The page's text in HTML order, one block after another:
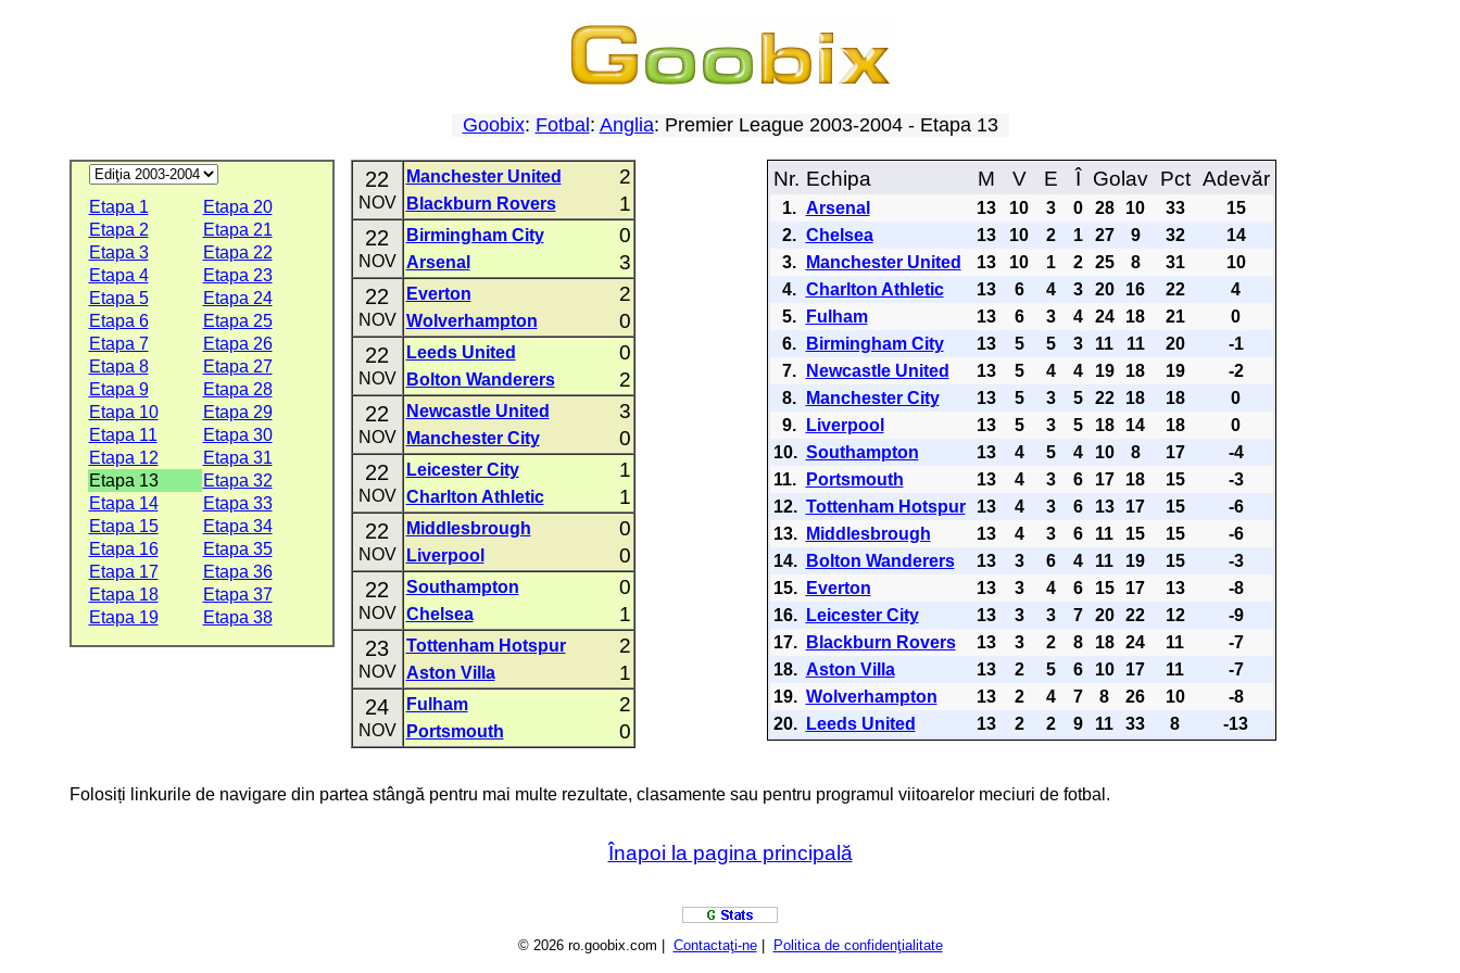
Goobix: Fotbal : Anglia: Premier League 2003-2004 - Etapa 13
Etapa 1
Etapa 20
Etapa 2
Etapa 21
Etapa 3
Etapa 22
Etapa 4
Etapa 23
Etapa 5
Etapa 24
Etapa 6
Etapa 25
Etapa 7
Etapa 26
Etapa 8
Etapa 27
Etapa 9
Etapa 28
Etapa 10
Etapa 29
Etapa 11
Etapa 30
Etapa 12
Etapa 31
Etapa 13
Etapa 32
Etapa 14
Etapa 33
Etapa 15
Etapa 34
Etapa 16
Etapa 35
Etapa 17
Etapa 36
Etapa 18
Etapa 37
Etapa 19
Etapa 38
22
NOV
Manchester United 2
Blackburn Rovers 1
22
NOV
Birmingham City 0
Arsenal 3
22
NOV
Everton 2
Wolverhampton 0
22
NOV
Leeds United 0
Bolton Wanderers 2
22
NOV
Newcastle United 3
Manchester City 0
22
NOV
Leicester City 1
Charlton Athletic 1
22
NOV
Middlesbrough 0
Liverpool 0
22
NOV
Southampton 0
Chelsea 1
23
NOV
Tottenham Hotspur 2
Aston Villa 1
24
NOV
Fulham 2
Portsmouth 0
Nr. Echipa M V E Î Golav Pct Adevăr
1. Arsenal 13 10 3 0 28 10 33
15
2. Chelsea 13 10 2 1 27 9 32
14
3.
Manchester United 13 10 1 2 25 8 31
10
4. Charlton Athletic 13 6 4 3 20 16 22
4
5.
Fulham 13 6 3 4 24 18 21
0
6.
Birmingham City 13 5 5 3 11 11 20
-1
7.
Newcastle United 13 5 4 4 19 18 19
-2
8.
Manchester City 13 5 3 5 22 18 18
0
9.
Liverpool 13 5 3 5 18 14 18
0
10. Southampton 13 4 5 4 10 8 17
-4
11.
Portsmouth 13 4 3 6 17 18 15
-3
12. Tottenham Hotspur 13 4 3 6 13 17 15
-6
13.
Middlesbrough 13 4 3 6 11 15 15
-6
14.
Bolton Wanderers 13 3 6 4 11 19 15
-3
15.
Everton 13 3 4 6 15 17 13
-8
16.
Leicester City 13 3 3 7 20 22 12
-9
17.
Blackburn Rovers 13 3 2 8 18 24 11
-7
18. Aston Villa 13 2 5 6 10 17 11
-7
19. Wolverhampton 13 2 4 7 8 26 10
-8
20.
Leeds United 13 2 2 9 11 33 8 -13
Folosiți linkurile de navigare din partea stângă pentru mai multe rezultate, clasamente sau pentru programul viitoarelor meciuri de fotbal.
Înapoi la pagina principală
© 2026 ro.goobix.com | Contactaţi-ne| Politica de confidenţialitate